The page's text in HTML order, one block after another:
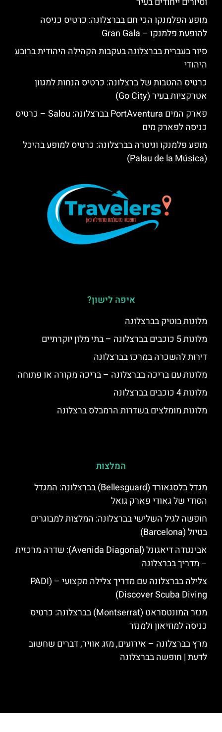
מופע הפלמנקו הכי חם בברצלונה: כרטיס כניסה
להופעת פלמנקו – Gran Gala
סיור בעברית בברצלונה בעקבות הקהילה היהודית ברובע
היהודי
כרטיס ההטבות של ברצלונה: כרטיס הנחות למגוון
אטרקציות בעיר (Go City)
פארק המים PortAventura בברצלונה: Salou – כרטיס
כניסה לפארק מים
מופע פלמנקו וגיטרה בברצלונה: כרטיס למופע בהיכל
(Palau de la Música)
איפה לישון?
מלונות בוטיק בברצלונה
מלונות 5 כוכבים בברצלונה – בתי מלון יוקרתיים
דירות להשכרה במרכז בברצלונה
מלונות עם בריכה בברצלונה – בריכה מקורה או פתוחה
מלונות 4 כוכבים בברצלונה
מלונות מומלצים בשדרות הרמבלס ברצלונה
המלצות
מגדל בלסגאורד (Bellesguard) בברצלונה: המגדל
הסודי של גאודי פארק גואל
חופשה לגיל השלישי בברצלונה: המלצות למבוגרים
בטיול (Barcelona)
אבינגודה דיאגונל (Avenida Diagonal): שדרה מרכזית
– מדריך בברצלונה
צלילה בברצלונה עם מדריך צלילה מקצועי – (PADI
Discover Scuba Diving)
מנזר המונטסראט (Montserrat) בברצלונה: כרטיס
כניסה למוזיאון ולמנזר
מרץ בברצלונה – אירועים, מזג אוויר, דברים שחשוב
לדעת | חופשה בברצלונה